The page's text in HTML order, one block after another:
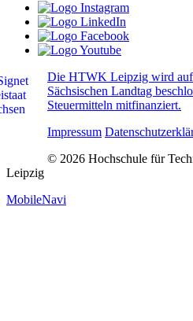
Die HTWK Leipzig wird auf
Sächsischen Landtag
Steuermitteln mitfinanziert.
Impressum
© 2026 Hochschule für
Leipzig
MobileNavi